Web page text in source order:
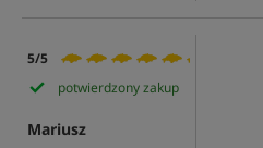
5/5
potwierdzony zakup
Mariusz